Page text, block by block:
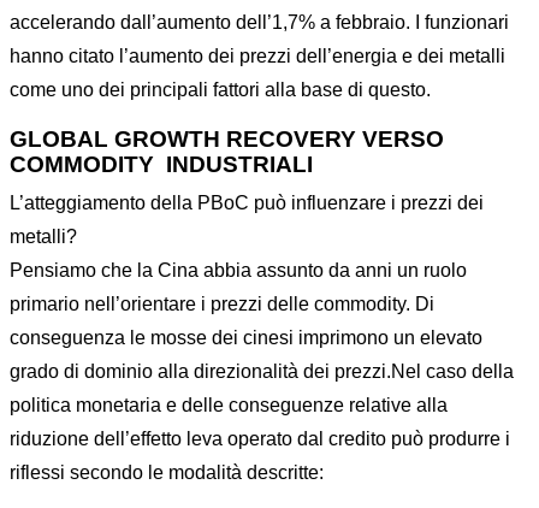
accelerando dall’aumento dell’1,7% a febbraio. I funzionari
hanno citato l’aumento dei prezzi dell’energia e dei metalli
come uno dei principali fattori alla base di questo.
GLOBAL GROWTH RECOVERY VERSO
COMMODITY INDUSTRIALI
L’atteggiamento della PBoC può influenzare i prezzi dei
metalli?
Pensiamo che la Cina abbia assunto da anni un ruolo
primario nell’orientare i prezzi delle commodity. Di
conseguenza le mosse dei cinesi imprimono un elevato
grado di dominio alla direzionalità dei prezzi.Nel caso della
politica monetaria e delle conseguenze relative alla
riduzione dell’effetto leva operato dal credito può produrre i
riflessi secondo le modalità descritte: